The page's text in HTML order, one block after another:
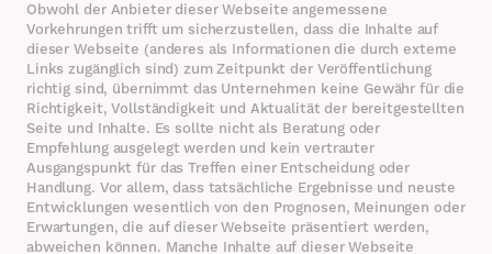
Obwohl der Anbieter dieser Webseite angemessene
Vorkehrungen trifft um sicherzustellen, dass die Inhalte auf
dieser Webseite (anderes als Informationen die durch externe
Links zugänglich sind) zum Zeitpunkt der Veröffentlichung
richtig sind, übernimmt das Unternehmen keine Gewähr für die
Richtigkeit, Vollständigkeit und Aktualität der bereitgestellten
Seite und Inhalte. Es sollte nicht als Beratung oder
Empfehlung ausgelegt werden und kein vertrauter
Ausgangspunkt für das Treffen einer Entscheidung oder
Handlung. Vor allem, dass tatsächliche Ergebnisse und neuste
Entwicklungen wesentlich von den Prognosen, Meinungen oder
Erwartungen, die auf dieser Webseite präsentiert werden,
abweichen können. Manche Inhalte auf dieser Webseite